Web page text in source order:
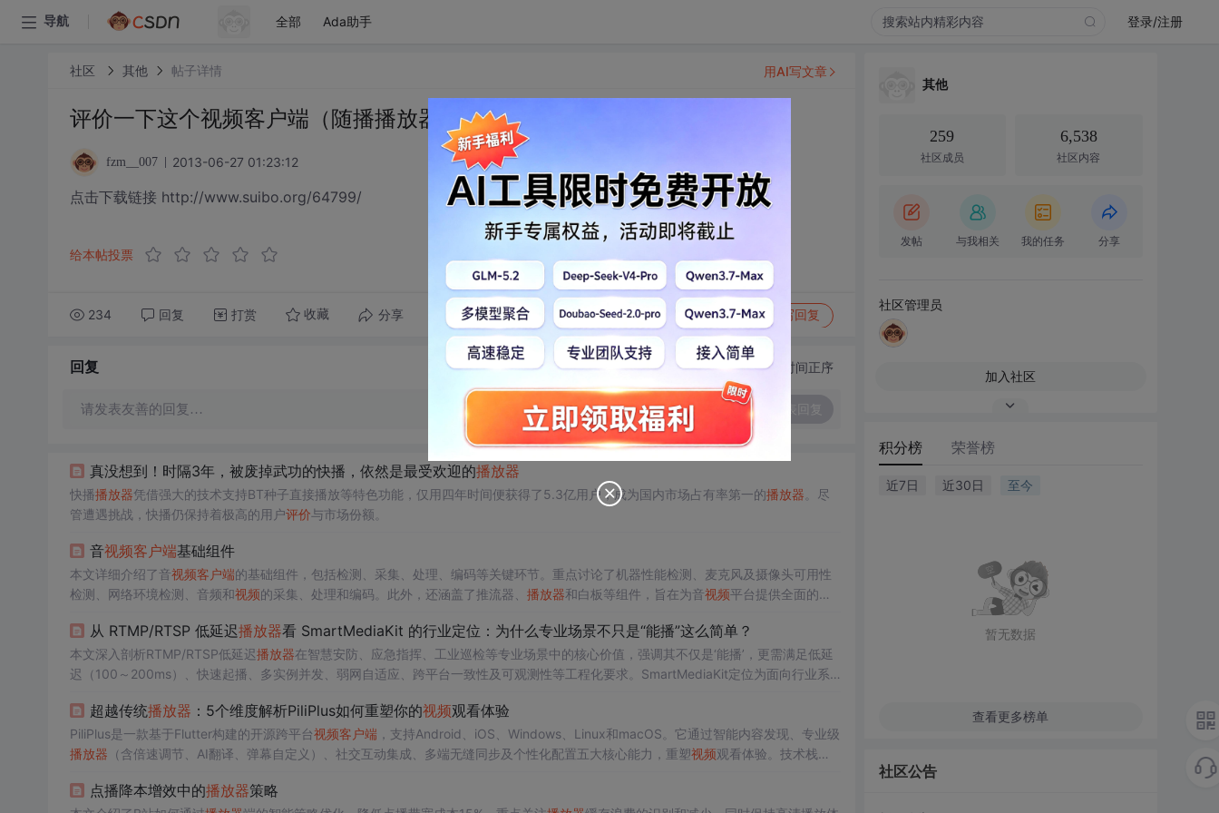
导航 全部 Ada助手 登录/注册
社区 其他 帖子详情
评价一下这个视频客户端（随播播放器）
fzm__007 2013-06-27 01:23:12
点击下载链接 http://www.suibo.org/64799/
给本帖投票
234 回复 打赏 收藏 分享 转发到动态 举报 写回复
用AI写文章
回复 切换为时间正序
请发表友善的回复…
真没想到！时隔3年，被废掉武功的快播，依然是最受欢迎的播放器
快播播放器凭借强大的技术支持BT种子直接播放等特色功能，仅用四年时间便获得了5.3亿用户，成为国内市场占有率第一的播放器 。尽
管遭遇挑战，快播仍保持着极高的用户评价与市场份额。
音视频客户端基础组件
本文详细介绍了音视频客户端的基础组件，包括检测、采集、处理、编码等关键环节。重点讨论了机器性能检测、麦克风及摄像头可用性
检测、网络环境检测、音频和视频的采集、处理和编码。此外，还涵盖了推流器、 播放器和白板等组件，旨在为音视频平台提供全面的基
从 RTMP/RTSP 低延迟播放器看 SmartMediaKit 的行业定位：为什么专业场景不只是“能播”这么简单？
本文深入剖析RTMP/RTSP低延迟播放器在智慧安防、应急指挥、工业巡检等专业场景中的核心价值，强调其不仅是‘能播’，更需满足低延
迟（100～200ms）、快速起播、多实例并发、弱网自适应、跨平台一致性及可观测性等工程化要求。SmartMediaKit定位为面向行业系
实时音视频链路。
超越传统播放器 ：5个维度解析PiliPlus如何重塑你的视频观看体验
PiliPlus是一款基于Flutter构建的开源跨平台视频客户端，支持Android、iOS、Windows、Linux和macOS。它通过智能内容发现、专业级
播放器 （含倍速调节、AI翻译、弹幕自定义）、社交互动集成、多端无缝同步及个性化配置五大核心能力，重塑视频观看体验。技术栈涵
点播降本增效中的播放器策略
其他
259
社区成员
6,538
社区内容
发帖 与我相关 我的任务 分享
社区管理员
加入社区
积分榜 荣誉榜
近7日 近30日 至今
暂无数据
查看更多榜单
社区公告